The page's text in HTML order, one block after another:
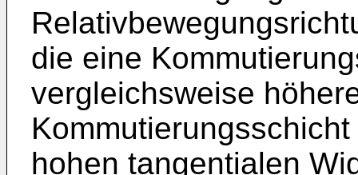
die eine
vergleichsweise
hohen tangentialen